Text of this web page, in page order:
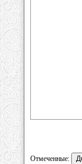
Отмеченные: